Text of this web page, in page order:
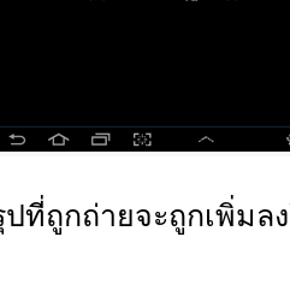
ปที่ถูกถ่ายจะถูกเพิ่มล